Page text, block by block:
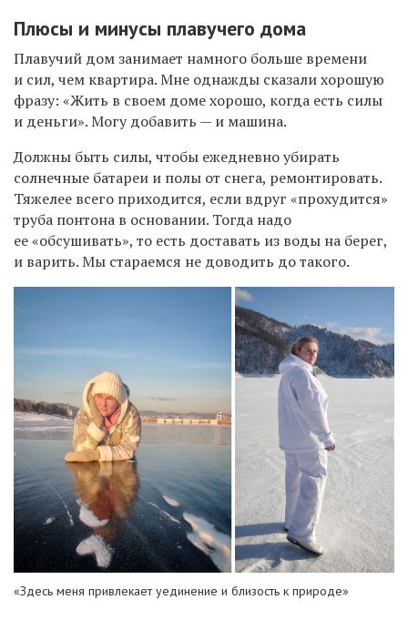
Плюсы и минусы плавучего дома
Плавучий дом занимает намного больше времени
и сил, чем квартира. Мне однажды сказали хорошую
фразу: «Жить в своем доме хорошо, когда есть силы
и деньги». Могу добавить — и машина.
Должны быть силы, чтобы ежедневно убирать
солнечные батареи и полы от снега, ремонтировать.
Тяжелее всего приходится, если вдруг «прохудится»
труба понтона в основании. Тогда надо
ее «обсушивать», то есть доставать из воды на берег,
и варить. Мы стараемся не доводить до такого.
«Здесь меня привлекает уединение и близость к природе»